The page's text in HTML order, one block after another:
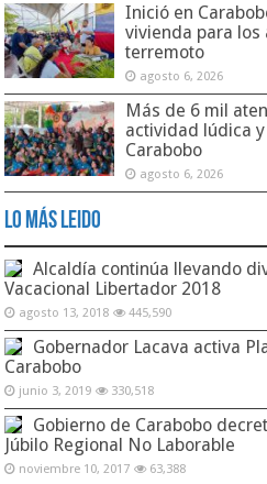
Inició en
vivienda para los
terremoto
agosto 6, 2026
Más de 6 mil
actividad lúdica
Carabobo
agosto 6, 2026
Lo Más Leido
Alcaldía continúa llevando
Vacacional Libertador 2018
agosto 13, 2018 445,590
Gobernador Lacava activa
Carabobo
junio 3, 2019 330,518
Gobierno de Carabobo
Júbilo Regional No Laborable
noviembre 10, 2017 63,388